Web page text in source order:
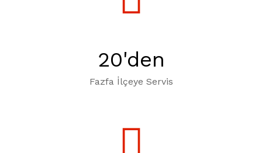
20'den
Fazfa İlçeye Servis